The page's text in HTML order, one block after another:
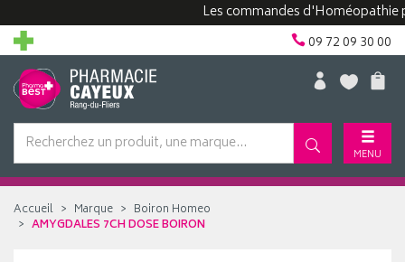
Les commandes d'Homéopathie
09 72 09 30 00
MENU
Accueil Marque
Boiron Homeo
AMYGDALES 7CH DOSE BOIRON